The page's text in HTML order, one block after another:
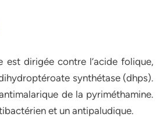
est dirigée contre l’acide folique,
synthétase (dhps).
de la pyriméthamine.
et un antipaludique.